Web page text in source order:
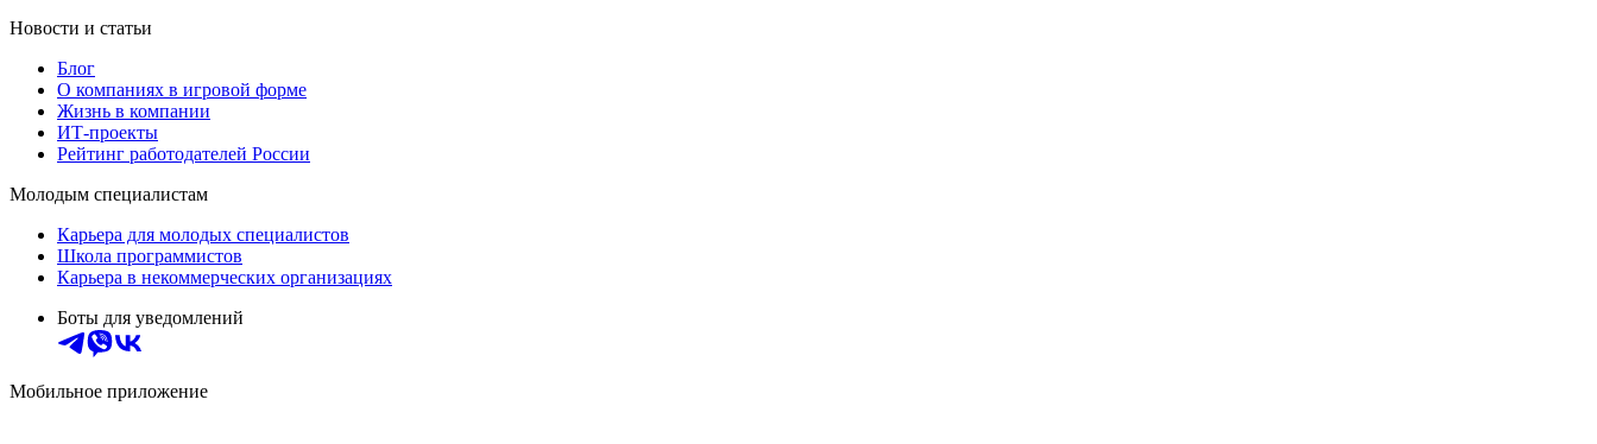
Новости и статьи
Блог
О компаниях в игровой форме
Жизнь в компании
ИТ-проекты
Рейтинг работодателей России
Молодым специалистам
Карьера для молодых специалистов
Школа программистов
Карьера в некоммерческих организациях
Боты для уведомлений
Мобильное приложение